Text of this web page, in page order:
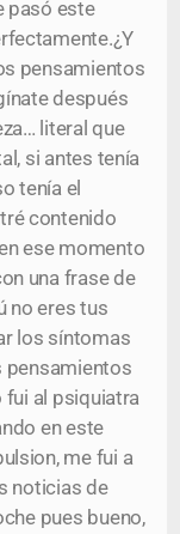
pasó este
pensamientos
después
literal que
si antes tenía
tenía el
contenido
ese momento
una frase de
no eres tus
los síntomas
pensamientos
fui al psiquiatra
en este
me fui a
noticias de
pues bueno,